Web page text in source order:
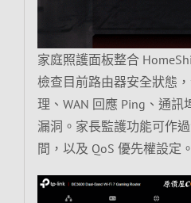
家庭照護面板整合
檢查目前路由器安全狀態
理、WAN 回應 Ping、通訊
漏洞。家長監護功能可作
間，以及 QoS 優先權設定。